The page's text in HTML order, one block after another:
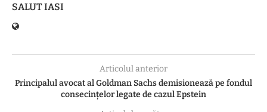
SALUT IASI
Articolul anterior
Principalul avocat al Goldman Sachs demisionează pe fondul
consecinţelor legate de cazul Epstein